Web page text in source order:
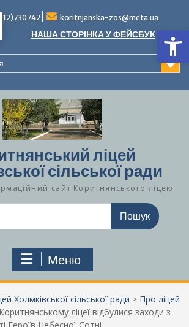
koritnjanska-zos@meta.ua
НАША СТОРІНКА У ФЕЙСБУК
ліцей
сільської ради
сайт Коритнянського ліцею
Меню
Холмківської сільської ради > Про ліцей
ліцеї відбулися заходи з